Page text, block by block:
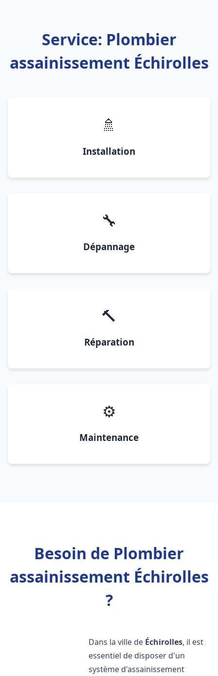
Service: Plombier
assainissement Échirolles
🚿
Installation
🔧
Dépannage
🔨
Réparation
⚙️
Maintenance
Besoin de Plombier
assainissement Échirolles
?
Dans la ville de Échirolles, il est
essentiel de disposer d'un
système d'assainissement